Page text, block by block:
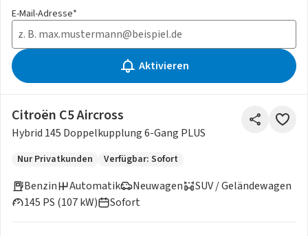
E-Mail-Adresse*
Aktivieren
Citroën C5 Aircross
Hybrid 145 Doppelkupplung 6-Gang PLUS
Nur Privatkunden Verfügbar: Sofort
Benzin
Neuwagen
145 PS (107 kW)
Automatik
SUV / Geländewagen
Sofort